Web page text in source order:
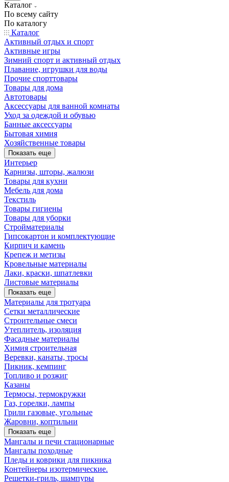
Каталог
По всему сайту
По каталогу
Каталог
Активный отдых и спорт
Активные игры
Зимний спорт и активный отдых
Плавание, игрушки для воды
Прочие спорттовары
Товары для дома
Автотовары
Аксессуары для ванной комнаты
Уход за одеждой и обувью
Банные аксессуары
Бытовая химия
Хозяйственные товары
Показать еще
Интерьер
Карнизы, шторы, жалюзи
Товары для кухни
Мебель для дома
Текстиль
Товары гигиены
Товары для уборки
Стройматериалы
Гипсокартон и комплектующие
Кирпич и камень
Крепеж и метизы
Кровельные материалы
Лаки, краски, шпатлевки
Листовые материалы
Показать еще
Материалы для тротуара
Сетки металлические
Строительные смеси
Утеплитель, изоляция
Фасадные материалы
Химия строительная
Веревки, канаты, тросы
Пикник, кемпинг
Топливо и розжиг
Казаны
Термосы, термокружки
Газ, горелки, лампы
Грили газовые, угольные
Жаровни, коптильни
Показать еще
Мангалы и печи стационарные
Мангалы походные
Пледы и коврики для пикника
Контейнеры изотермические.
Решетки-гриль, шампуры